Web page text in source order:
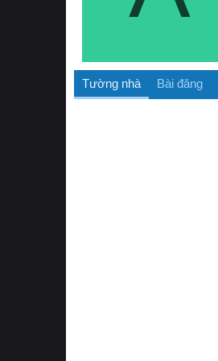
Tường nhà Bài đăng